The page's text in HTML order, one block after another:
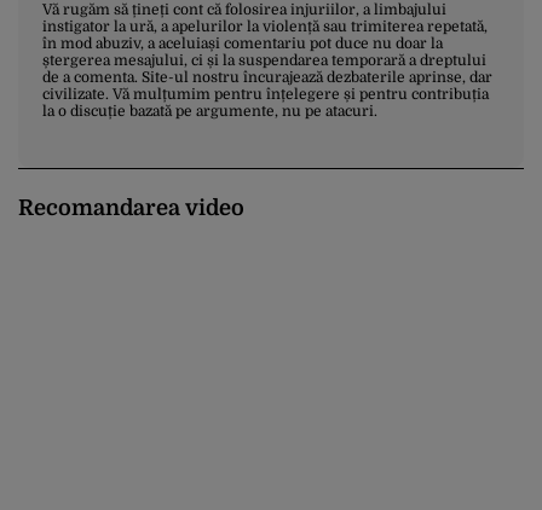
Vă rugăm să țineți cont că folosirea injuriilor, a limbajului
instigator la ură, a apelurilor la violență sau trimiterea repetată,
în mod abuziv, a aceluiași comentariu pot duce nu doar la
ștergerea mesajului, ci și la suspendarea temporară a dreptului
de a comenta. Site-ul nostru încurajează dezbaterile aprinse, dar
civilizate. Vă mulțumim pentru înțelegere și pentru contribuția
la o discuție bazată pe argumente, nu pe atacuri.
Recomandarea video